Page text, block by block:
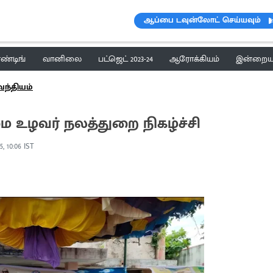
ஆப்பை டவுன்லோட் செய்யவும்
வானிலை பட்ஜெட் 2023-24 ஆரோக்கியம் இன்றைய
நலத்துறை நிகழ்ச்சி
10:06 IST